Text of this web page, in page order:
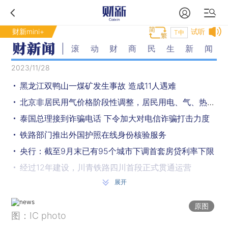
财新mini+ 试听
T中
滚动财商民生新闻
2023/11/28
黑龙江双鸭山一煤矿发生事故 造成11人遇难
北京非居民用气价格阶段性调整，居民用电、气、热价格不作调整
泰国总理接到诈骗电话 下令加大对电信诈骗打击力度
铁路部门推出外国护照在线身份核验服务
央行：截至9月末已有95个城市下调首套房贷利率下限
经过12年建设，川青铁路四川首段正式贯通运营
首批疏解的4所在京高校，雄安校区已开工建设
北京公布今年发生的10起室内电动自行车火灾事故典型案例
展开
原图
图：IC photo